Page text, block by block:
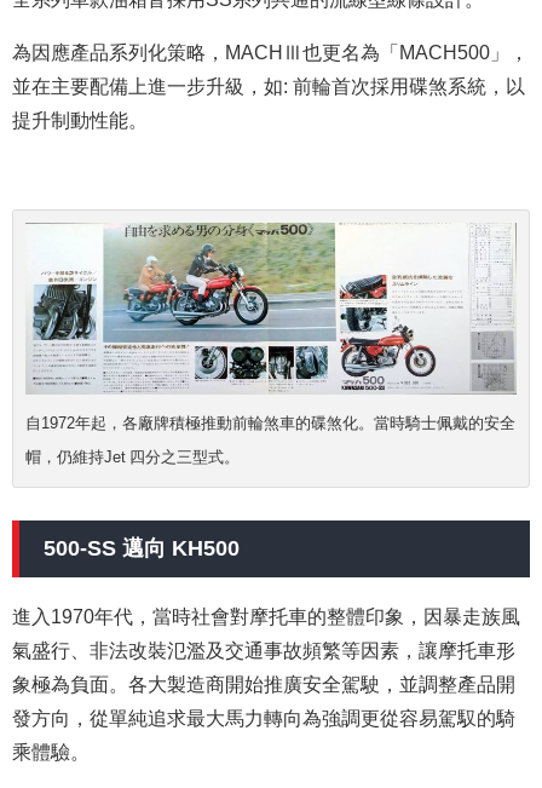
為因應產品系列化策略，MACHⅢ也更名為「MACH500」，
並在主要配備上進一步升級
，如: 前輪首次採用碟煞系統，以
提升制動性能。
自1972年起，各廠牌積極推動前輪煞車的碟煞化。當時騎士佩戴的安全
帽，仍維持Jet 四分之三型式。
500-SS 邁向 KH500
進入 1970年代，當時社會對摩托車的整體印象，因暴走族風
氣盛行、非法改裝氾濫及交通事故頻繁等因素，讓摩托車形
象極為負面。各大製造商開始推廣安全駕駛，並調整產品開
發方向，從單純追求最大馬力轉向為強調更從容易駕馭的騎
乘體驗。